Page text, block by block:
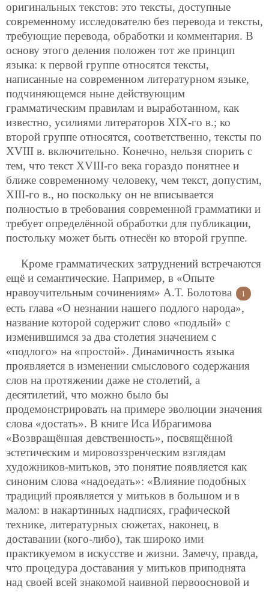
оригинальных текстов: это тексты, доступные
современному исследователю без перевода и тексты,
требующие перевода, обработки и комментария. В
основу этого деления положен тот же принцип
языка: к первой группе относятся тексты,
написанные на современном литературном языке,
подчиняющемся ныне действующим
грамматическим правилам и выработанном, как
известно, усилиями литераторов XIX-го в.; ко
второй группе относятся, соответственно, тексты по
XVIII в. включительно. Конечно, нельзя спорить с
тем, что текст XVIII-го века гораздо понятнее и
ближе современному человеку, чем текст, допустим,
XIII-го в., но поскольку он не вписывается
полностью в требования современной грамматики и
требует определённой обработки для публикации,
постольку может быть отнесён ко второй группе.
Кроме грамматических затруднений встречаются
ещё и семантические. Например, в «Опыте
нравоучительным сочинениям» А.Т. Болотова
1
есть глава «О незнании нашего подлого народа»,
название которой содержит слово «подлый» с
изменившимся за два столетия значением с
«подлого» на «простой». Динамичность языка
проявляется в изменении смыслового содержания
слов на протяжении даже не столетий, а
десятилетий, что можно было бы
продемонстрировать на примере эволюции значения
слова «достать». В книге Иса Ибрагимова
«Возвращённая девственность», посвящённой
эстетическим и мировоззренческим взглядам
художников-митьков, это понятие появляется как
синоним слова «надоедать»: «Влияние подобных
традиций проявляется у митьков в большом и в
малом: в накартинных надписях, графической
технике, литературных сюжетах, наконец, в
доставании (кого-либо), так широко ими
практикуемом в искусстве и жизни. Замечу, правда,
что процедура доставания у митьков приподнята
над своей всей знакомой наивной первоосновой и